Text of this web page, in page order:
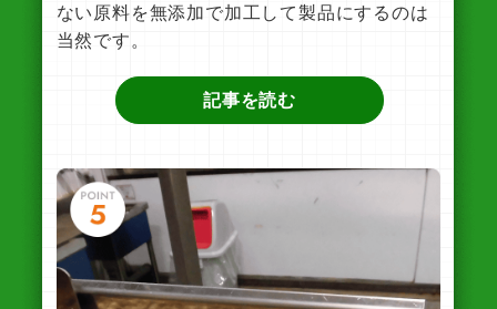
ない原料を無添加で加工して製品にするのは
当然です。
記事を読む